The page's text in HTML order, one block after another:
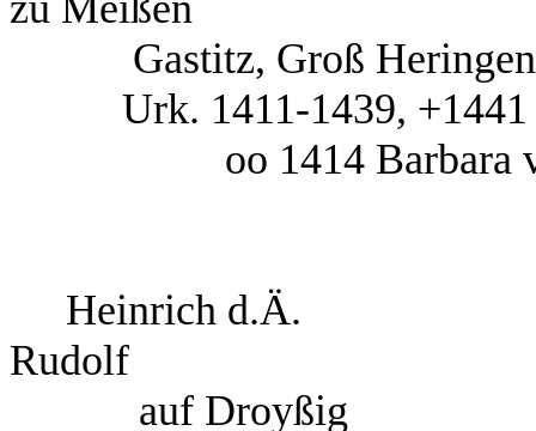
Gastitz, Groß
Urk. 1411-1439,
oo 1414 Barbara
Heinrich
Rudolf
auf Droyßig auf